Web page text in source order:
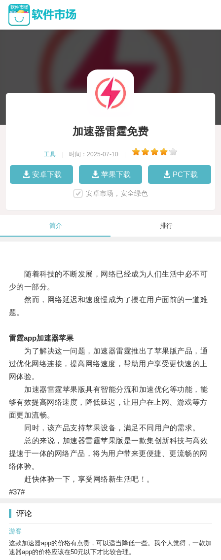
加速器雷霆免费
工具 时间：2025-07-10
安卓下载 苹果下载 PC下载
安卓市场，安全绿色
简介 排行
随着科技的不断发展，网络已经成为人们生活中必不可
少的一部分。
然而，网络延迟和速度慢成为了摆在用户面前的一道难
题。
雷霆app加速器苹果
为了解决这一问题，加速器雷霆推出了苹果版产品，通
过优化网络连接，提高网络速度，帮助用户享受更快速的上
网体验。
加速器雷霆苹果版具有智能分流和加速优化等功能，能
够有效提高网络速度，降低延迟，让用户在上网、游戏等方
面更加流畅。
同时，该产品支持苹果设备，满足不同用户的需求。
总的来说，加速器雷霆苹果版是一款集创新科技与高效
提速于一体的网络产品，将为用户带来更便捷、更流畅的网
络体验。
赶快体验一下，享受网络新生活吧！。
#37#
评论
游客
这款加速器app的价格有点贵，可以适当降低一些。我个人觉得，一款加
速器app的价格应该在50元以下才比较合理。